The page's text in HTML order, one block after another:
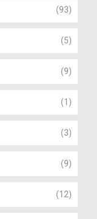
(93)
(5)
(9)
(1)
(3)
(9)
(12)